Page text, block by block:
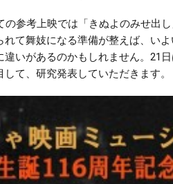
の参考上映では「きぬよのみせ出
れて舞妓になる準備が整えば、い
いがあるのかもしれません。21
て、研究発表していただきます。